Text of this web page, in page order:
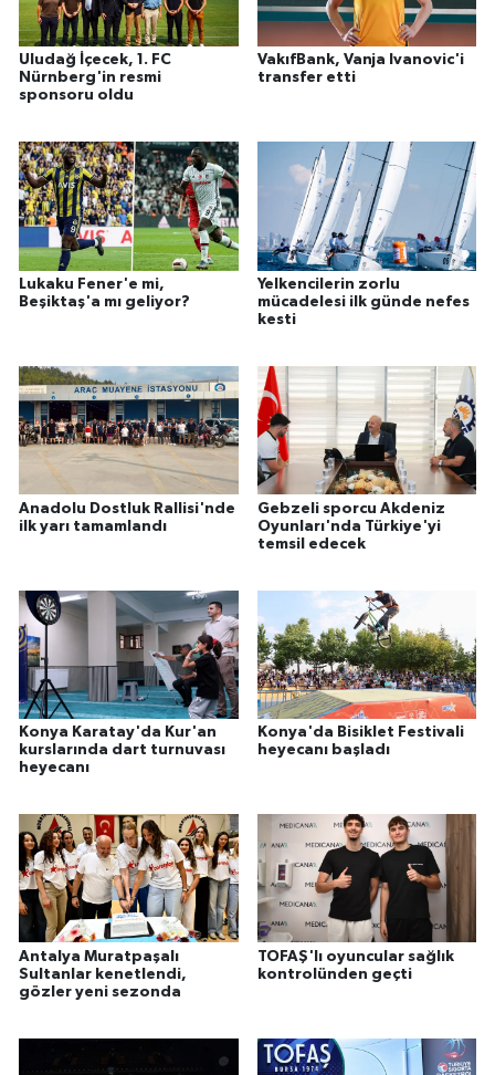
Uludağ İçecek, 1. FC
Nürnberg'in resmi
sponsoru oldu
VakıfBank, Vanja Ivanovic'i
transfer etti
Lukaku Fener'e mi,
Beşiktaş'a mı geliyor?
Yelkencilerin zorlu
mücadelesi ilk günde nefes
kesti
Anadolu Dostluk Rallisi'nde
ilk yarı tamamlandı
Gebzeli sporcu Akdeniz
Oyunları'nda Türkiye'yi
temsil edecek
Konya Karatay'da Kur'an
kurslarında dart turnuvası
heyecanı
Konya'da Bisiklet Festivali
heyecanı başladı
Antalya Muratpaşalı
Sultanlar kenetlendi,
gözler yeni sezonda
TOFAŞ'lı oyuncular sağlık
kontrolünden geçti